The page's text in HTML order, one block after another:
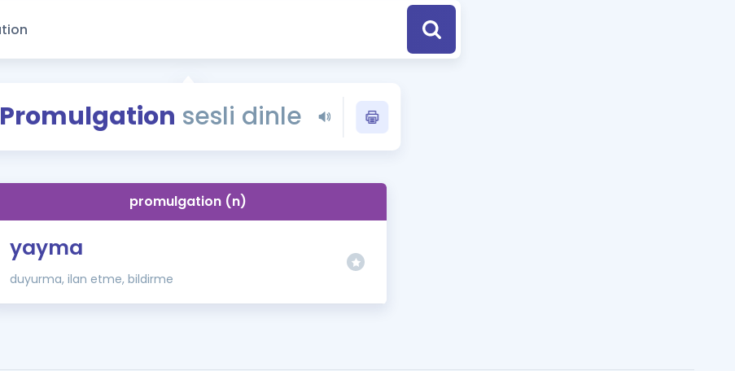
Tüm ÖSYM Sınavları Tek Takvimde
Blog
YDS - YÖKDİL Tüm Sınavlarla İlgili Haberler
İngilizce Gramer
Promulgation sesli dinle
promulgation (n)
yayma
duyurma, ilan etme, bildirme